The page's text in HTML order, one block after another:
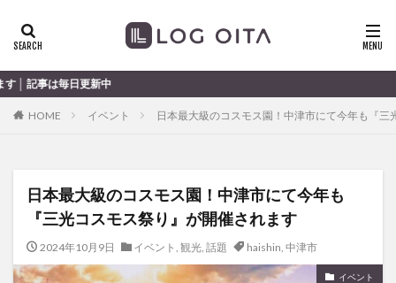
HOME イベント 日本最大級のコスモス園！中津市にて今年も『
日本最大級のコスモス園！中津市にて今年も
『三光コスモス祭り』が開催されます
2024年10月9日 イベント , 観光, 話題 haishin, 中津市
イベント
ディナー
haishin
haisin haisnin hasihin
hasishin
hishin
hqaishin JR kaiten
line
OPA
Paypay PR TOKIPO
TOYOTA
あじさい
いちご うみたまご
おでかけ